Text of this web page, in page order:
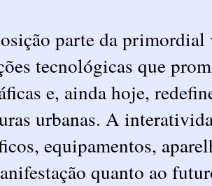
parte da primordial
tecnológicas que
e, ainda hoje,
urbanas. A
equipamentos,
quanto ao